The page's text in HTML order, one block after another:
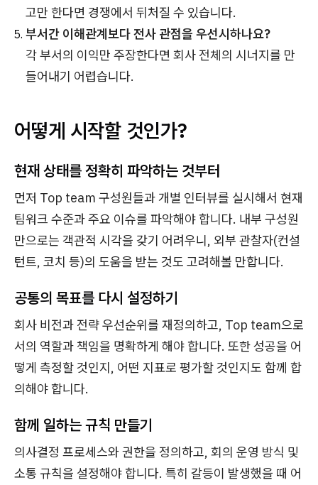
고만 한다면 경쟁에서 뒤처질 수 있습니다.
부서간 이해관계보다 전사 관점을 우선시하나요?
각 부서의 이익만 주장한다면 회사 전체의 시너지를 만
들어내기 어렵습니다.
어떻게 시작할 것인가?
현재 상태를 정확히 파악하는 것부터
먼저 Top team 구성원들과 개별 인터뷰를 실시해서 현재
팀워크 수준과 주요 이슈를 파악해야 합니다. 내부 구성원
만으로는 객관적 시각을 갖기 어려우니, 외부 관찰자(컨설
턴트, 코치 등)의 도움을 받는 것도 고려해볼 만합니다.
공통의 목표를 다시 설정하기
회사 비전과 전략 우선순위를 재정의하고, Top team으로
서의 역할과 책임을 명확하게 해야 합니다. 또한 성공을 어
떻게 측정할 것인지, 어떤 지표로 평가할 것인지도 함께 합
의해야 합니다.
함께 일하는 규칙 만들기
의사결정 프로세스와 권한을 정의하고, 회의 운영 방식 및
소통 규칙을 설정해야 합니다. 특히 갈등이 발생했을 때 어